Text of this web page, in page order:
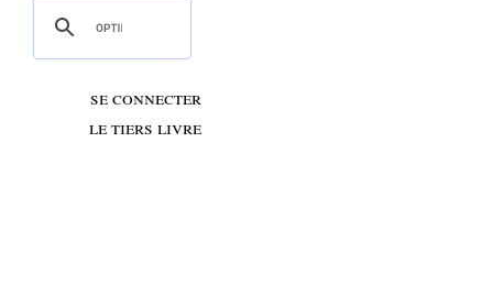
se connecter
le tiers livre